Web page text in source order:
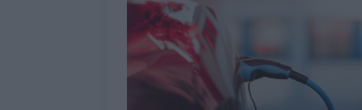
[ Mai 2026 ]
Wettbewerbs EUROVISION
[ Mai 2026 ] ESC-Finale komplett: